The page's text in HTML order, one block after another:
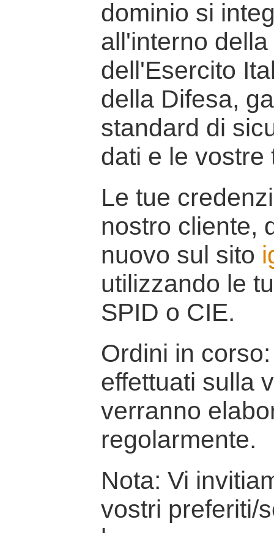
dominio si
all'interno
dell'Esercito
della Difesa,
standard di
dati e le vostre
Le tue
nostro cliente,
nuovo sul sito
utilizzando le
SPID o CIE.
Ordini in
effettuati sulla
verranno
regolarmente.
Nota: Vi
vostri preferiti/